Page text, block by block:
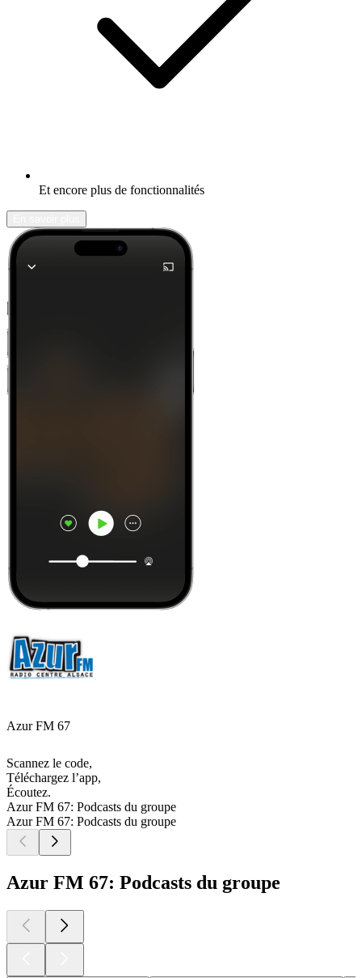
Et encore plus de fonctionnalités
Azur FM 67
Scannez le code,
Téléchargez l’app,
Écoutez.
Azur FM 67: Podcasts du groupe
Azur FM 67: Podcasts du groupe
Azur FM 67: Podcasts du groupe